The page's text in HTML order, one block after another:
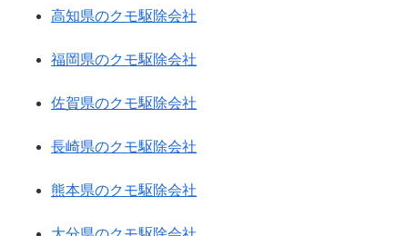
高知県のクモ駆除会社
福岡県のクモ駆除会社
佐賀県のクモ駆除会社
長崎県のクモ駆除会社
熊本県のクモ駆除会社